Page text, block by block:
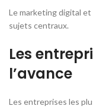
Le marketing digital
sujets centraux.
Les
l’avance
Les entreprises les